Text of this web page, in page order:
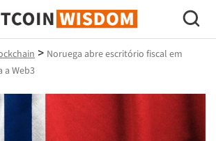
Sabedoria do Bitcoin
> Noruega abre escritório fiscal em
a Web3